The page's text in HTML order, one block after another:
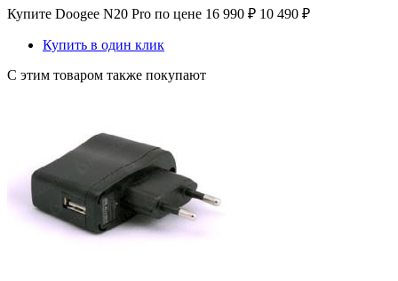
Купите Doogee N20 Pro по цене 16 990 ₽ 10 490 ₽
Купить в один клик
С этим товаром также покупают